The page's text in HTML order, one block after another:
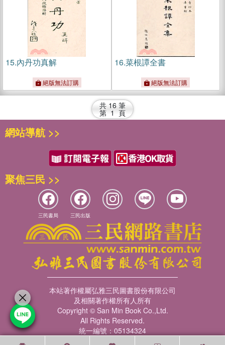
15.內丹功真解
絕版無法訂購
16.菜根譚全書
絕版無法訂購
共 16 筆
第 1 頁
網站導航 >>
聚焦三民 >>
三民書局 三民出版
本站著作權屬弘雅三民圖書股份有限公司
及相關著作權所有人所有
Copyright © San Min Book Co.,Ltd.
All Rights Reserved.
統一編號：05134324